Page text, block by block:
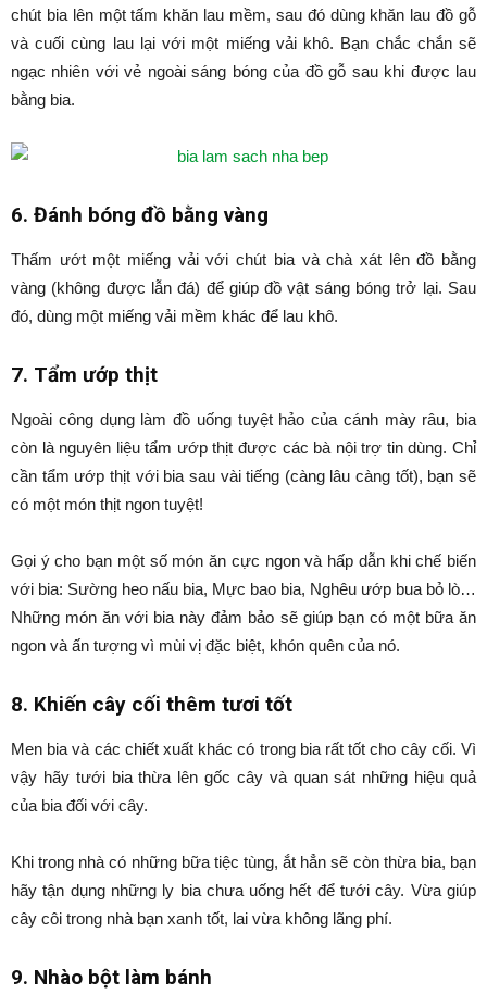
chút bia lên một tấm khăn lau mềm, sau đó dùng khăn lau đồ gỗ
và cuối cùng lau lại với một miếng vải khô. Bạn chắc chắn sẽ
ngạc nhiên với vẻ ngoài sáng bóng của đồ gỗ sau khi được lau
bằng bia.
6. Đánh bóng đồ bằng vàng
Thấm ướt một miếng vải với chút bia và chà xát lên đồ bằng
vàng (không được lẫn đá) để giúp đồ vật sáng bóng trở lại. Sau
đó, dùng một miếng vải mềm khác để lau khô.
7. Tẩm ướp thịt
Ngoài công dụng làm đồ uống tuyệt hảo của cánh mày râu, bia
còn là nguyên liệu tẩm ướp thịt được các bà nội trợ tin dùng. Chỉ
cần tẩm ướp thịt với bia sau vài tiếng (càng lâu càng tốt), bạn sẽ
có một món thịt ngon tuyệt!
Gọi ý cho bạn một số món ăn cực ngon và hấp dẫn khi chế biến
với bia: Sường heo nấu bia, Mực bao bia, Nghêu ướp bua bỏ lò…
Những món ăn với bia này đảm bảo sẽ giúp bạn có một bữa ăn
ngon và ấn tượng vì mùi vị đặc biệt, khón quên của nó.
8. Khiến cây cối thêm tươi tốt
Men bia và các chiết xuất khác có trong bia rất tốt cho cây cối. Vì
vậy hãy tưới bia thừa lên gốc cây và quan sát những hiệu quả
của bia đối với cây.
Khi trong nhà có những bữa tiệc tùng, ắt hẳn sẽ còn thừa bia, bạn
hãy tận dụng những ly bia chưa uống hết để tưới cây. Vừa giúp
cây côi trong nhà bạn xanh tốt, lai vừa không lãng phí.
9. Nhào bột làm bánh